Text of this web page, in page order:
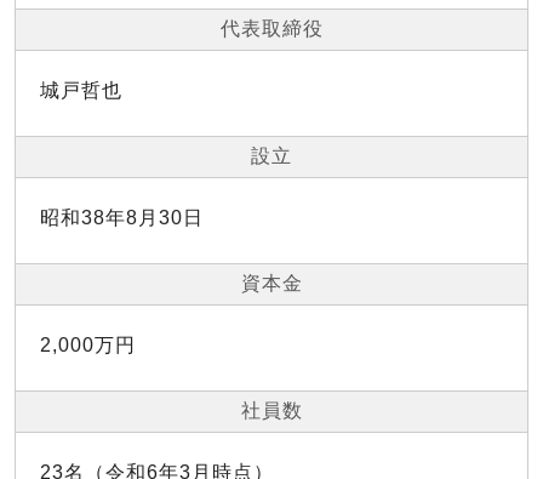
代表取締役
城戸哲也
設立
昭和38年8月30日
資本金
2,000万円
社員数
23名（令和6年3月時点）